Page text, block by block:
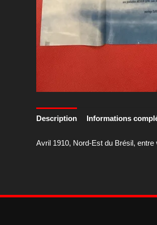
Description Informations
Avril 1910, Nord-Est du Brésil,